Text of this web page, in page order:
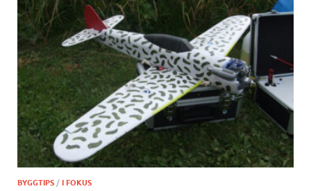
BYGGTIPS / I FOKUS